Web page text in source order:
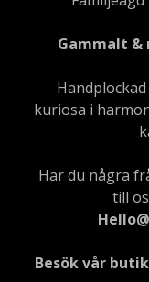
Gammalt
kuriosa i
Har du några
till
Besök vår